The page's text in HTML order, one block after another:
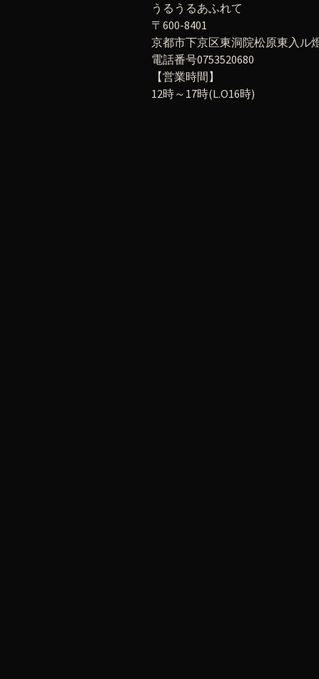
うるうるあふれて
〒600-8401
京都市下京区東洞院松原東入ル
電話番号0753520680
【営業時間】
12時～17時(L.O16時)